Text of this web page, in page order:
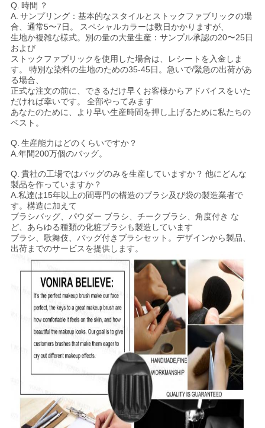
Q. 時間 ？
A. サンプリング：基本的なスタイルとストックファブリックの場
合、通常5〜7日。
スペシャルカラーは数日かかりますが、
生地か複雑な様式。別の量の大量生産：サンプル承認の20〜25日
および
ストックファブリックを使用した場合は、レシートを入金しま
す。
特別な染料の生地のための35-45日。急いで/緊急の出荷があ
る場合、
正式な注文の前に、できるだけ早くお客様からアドバイスをいた
だければ幸いです。
全部やってみます
あなたのために、より早い生産時間を押し上げるために私たちの
ベスト。
Q. 生産能力はどのくらいですか？
A.年間200万個のバッグ。
Q. 貴社の工場ではバッグのみを生産していますか？ 他にどんな
製品を作っていますか？
A.私達は15年以上の間専門の構造のブラシ及び袋の製造業者で
す。構造に加えて
ブラシバッグ、パウダー ブラシ、チークブラシ、角度付き な
ど、あらゆる種類の化粧ブラシも製造しています
ブラシ、歌舞伎、バッグ付きブラシセット。デザインから製品、
出荷までのサービスを提供します。